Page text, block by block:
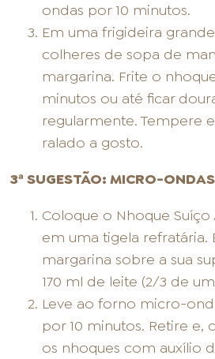
ondas por 10 minutos.
Em uma frigideira
colheres de sopa de
margarina. Frite o
minutos ou até ficar
regularmente. Tempere
ralado a gosto.
3ª SUGESTÃO: MICRO-ONDAS
Coloque o Nhoque
em uma tigela refratária.
margarina sobre a sua
170 ml de leite (2/3 de
Leve ao forno micro-
por 10 minutos. Retire e,
os nhoques com auxílio